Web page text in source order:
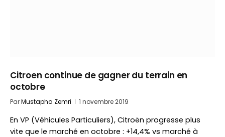
Citroen continue de gagner du terrain en
octobre
ParMustapha Zemri 1 novembre 2019
En VP (Véhicules Particuliers), Citroën progresse plus
vite que le marché en octobre : +14,4% vs marché à